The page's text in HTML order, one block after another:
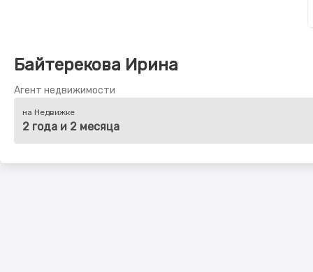
Байтерекова Ирина
Агент недвижимости
на Недвижке
2 года и 2 месяца